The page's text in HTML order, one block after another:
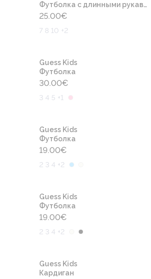
Футболка с длинными рукавами
25.00€
7 8 10 +2
Guess Kids
Футболка
30.00€
3 4 5 +1
Guess Kids
Футболка
19.00€
2 3 4 +2
Guess Kids
Футболка
19.00€
2 3 4 +2
Guess Kids
Кардиган